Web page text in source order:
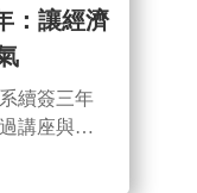
：讓經濟
續簽三年
講座與短
氣候與金